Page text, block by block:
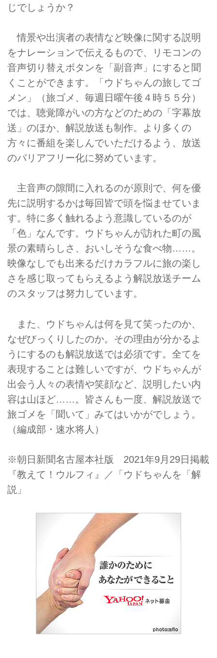
じでしょうか？
情景や出演者の表情など映像に関する説明
をナレーションで伝えるもので、リモコンの
音声切り替えボタンを「副音声」にすると聞
くことができます。「ウドちゃんの旅してゴ
メン」（旅ゴメ、毎週日曜午後４時５５分）
では、聴覚障がいの方などのための「字幕放
送」のほか、解説放送も制作。より多くの
方々に番組を楽しんでいただけるよう、放送
のバリアフリー化に努めています。
主音声の隙間に入れるのが原則で、何を優
先に説明するかは毎回皆で頭を悩ませていま
す。特に多く触れるよう意識しているのが
「色」なんです。ウドちゃんが訪れた町の風
景の素晴らしさ、おいしそうな食べ物……。
映像なしでも出来るだけカラフルに旅の楽し
さを感じ取ってもらえるよう解説放送チーム
のスタッフは努力しています。
また、ウドちゃんは何を見て笑ったのか、
なぜびっくりしたのか。その理由が分かるよ
うにするのも解説放送では必須です。全てを
表現することは難しいですが、ウドちゃんが
出会う人々の表情や笑顔など、説明したい内
容は山ほど……。皆さんも一度、解説放送で
旅ゴメを「聞いて」みてはいかがでしょう。
（編成部・速水将人）
※朝日新聞名古屋本社版 2021年9月29日掲載
『教えて！ウルフィ』／「ウドちゃんを「解
説」